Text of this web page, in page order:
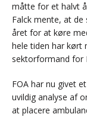
måtte for et halvt
Falck mente, at
året for at køre
hele tiden har kørt
sektorformand for
FOA har nu givet
uvildig analyse af
at placere